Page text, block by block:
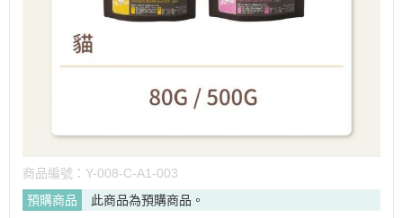
商品編號： Y-008-C-A1-003
預購商品
此商品為預購商品。